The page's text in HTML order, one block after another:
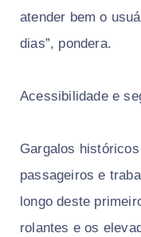
atender bem o
dias”, pondera.
Acessibilidade e
Gargalos
passageiros e
longo deste
rolantes e os